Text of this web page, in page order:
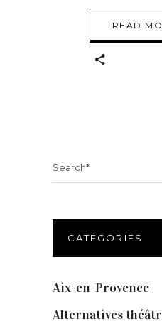
READ
CATÉGORIES
Aix-en-Provence
Alternatives